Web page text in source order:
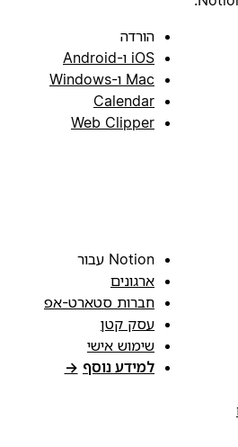
הורדה
iOS ו-Android
Mac ו-Windows
Calendar
Web Clipper
Notion עבור
ארגונים
חברות סטארט-אפ
עסק קטן
שימוש אישי
למידע נוסף →